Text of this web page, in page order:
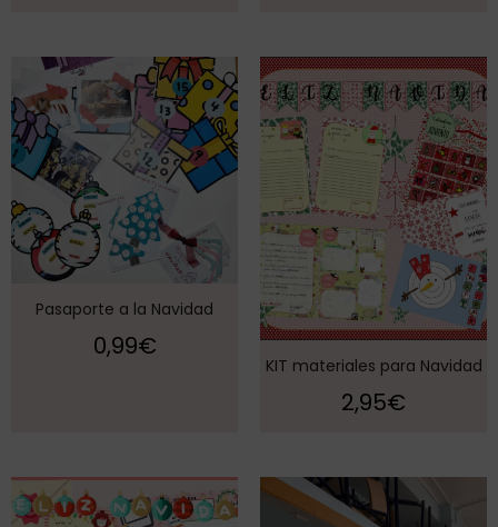
Pasaporte a la Navidad
0,99€
KIT materiales para Navidad
2,95€